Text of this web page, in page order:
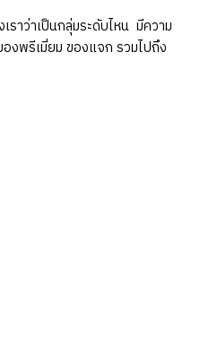
าว่าเป็นกลุ่มระดับไหน มีความ
งพรีเมี่ยม ของแจก รวมไปถึง